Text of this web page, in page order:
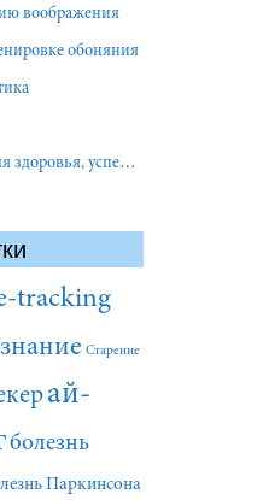
воображения
обоняния
успеха и отношений
tracking
Старение
ай-
болезнь
Паркинсона